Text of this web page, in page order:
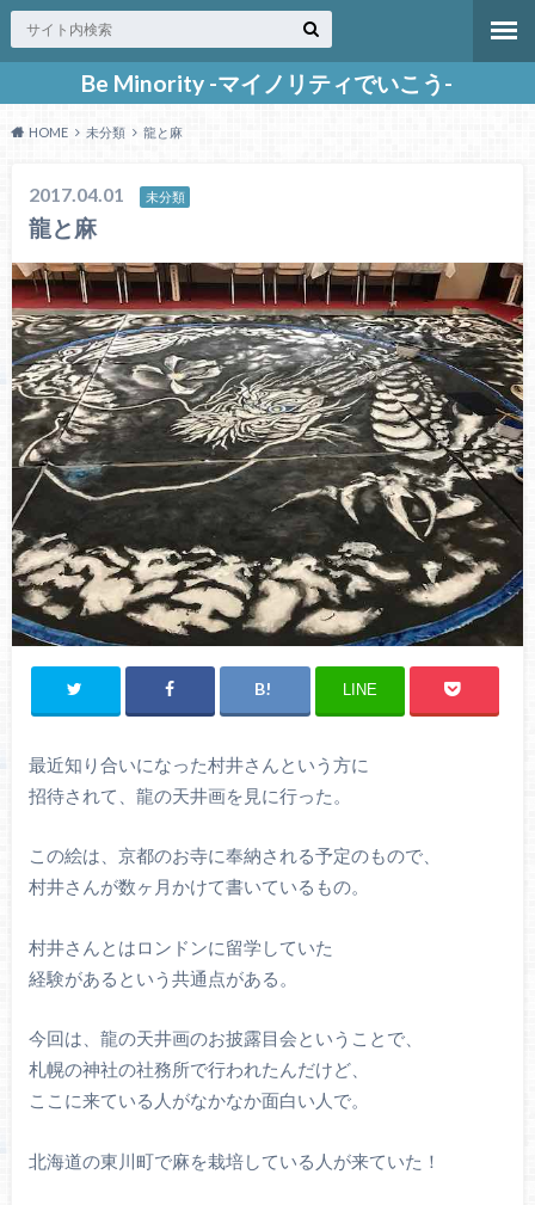
Be Minority -マイノリティでいこう-
HOME 未分類 龍と麻
2017.04.01 未分類
龍と麻
LINE
最近知り合いになった村井さんという方に
招待されて、龍の天井画を見に行った。
この絵は、京都のお寺に奉納される予定のもので、
村井さんが数ヶ月かけて書いているもの。
村井さんとはロンドンに留学していた
経験があるという共通点がある。
今回は、龍の天井画のお披露目会ということで、
札幌の神社の社務所で行われたんだけど、
ここに来ている人がなかなか面白い人で。
北海道の東川町で麻を栽培している人が来ていた！